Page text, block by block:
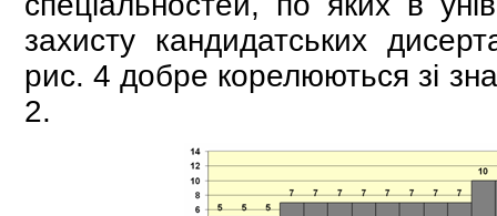
захисту кандидатських
рис. 4 добре корелюються зі
2.